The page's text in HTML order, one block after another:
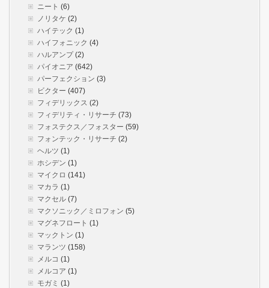
ニート (6)
ノリタケ (2)
ハイテック (1)
ハイフォニック (4)
ハルアンプ(2)
パイオニア (642)
パーフェクション (3)
ビクター (407)
フィデリックス (2)
フィデリティ・リサーチ (73)
フォステクス／フォスター (59)
フォンテック・リサーチ (2)
ヘルツ (1)
ホシデン (1)
マイクロ (141)
マカラ (1)
マクセル (7)
マクソニック／ミロフォン (5)
マグネフロート (1)
マックトン (1)
マランツ (158)
メルコ (1)
メルコア (1)
モガミ (1)